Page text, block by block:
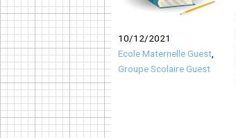
10/12/2021
Ecole Maternelle Guest
Groupe Scolaire Guest